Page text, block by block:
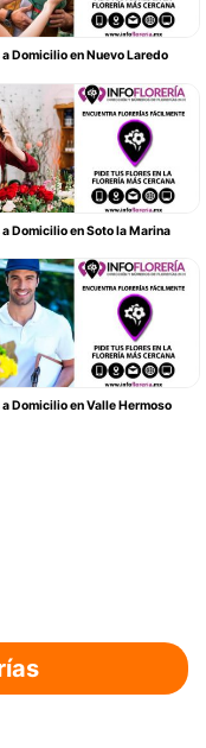
Domicilio en Nuevo Laredo
Domicilio en Soto la Marina
Domicilio en Valle Hermoso